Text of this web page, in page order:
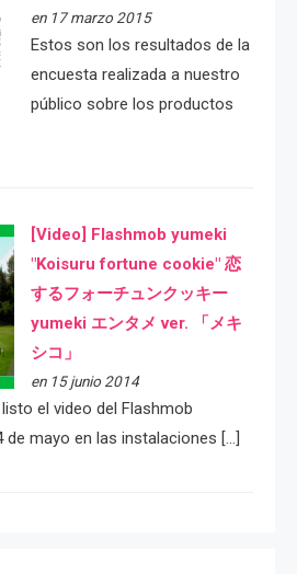
en 17 marzo 2015
Estos son los resultados de la
encuesta realizada a nuestro
público sobre los productos
[Video] Flashmob yumeki
"Koisuru fortune cookie" 恋
するフォーチュンクッキー
yumeki エンタメ ver. 「メキ
シコ」
en 15 junio 2014
el video del Flashmob
de mayo en las instalaciones […]